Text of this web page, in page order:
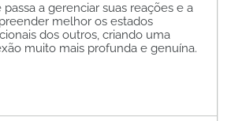
passa a gerenciar suas reações e a
melhor os estados
dos outros, criando uma
muito mais profunda e genuína.